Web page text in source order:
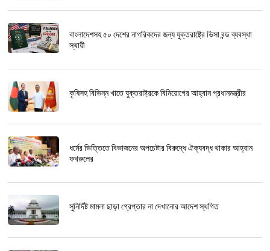
বাংলাদেশসহ ৫০ দেশের নাগরিকদের জন্য যুক্তরাষ্ট্রে ভিসা বন্ড ব্যবস্থা
স্থায়ী
কৃষিসহ বিভিন্ন খাতে যুক্তরাষ্ট্রকে বিনিয়োগের আহ্বান প্রধানমন্ত্রীর
ধর্মের ভিত্তিতে বিভাজনের অপচেষ্টার বিরুদ্ধে ঐক্যবদ্ধ থাকার আহ্বান
ফখরুলের
সুনির্দিষ্ট মামলা ছাড়া গ্রেপ্তার না দেখানোর আদেশ স্থগিত